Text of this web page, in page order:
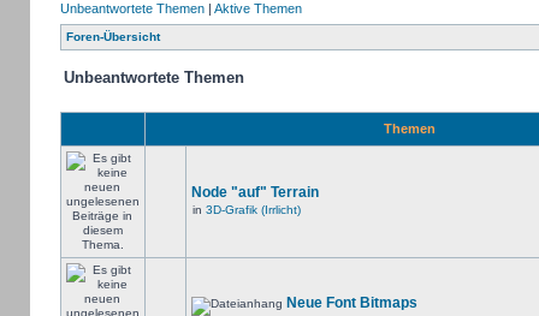
Unbeantwortete Themen| Aktive Themen
Foren-Übersicht
Unbeantwortete Themen
Themen
Node "auf" Terrain
in 3D-Grafik (Irrlicht)
Neue Font Bitmaps